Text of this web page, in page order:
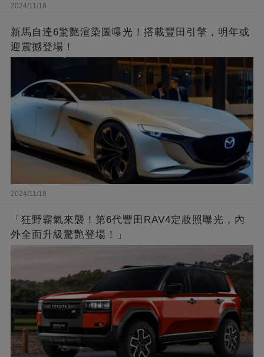
2024/11/18
新馬自達6驚艷渲染圖曝光！搭載豐田引擎，明年或
迎震撼登場！
2024/11/18
「狂野霸氣來襲！第6代豐田RAV4定妝照曝光，內
外全面升級驚艷登場！」